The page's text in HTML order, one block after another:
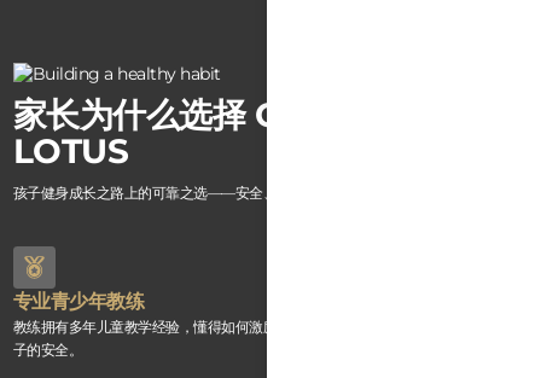
家长为什么选择 CROSSFIT
LOTUS
孩子健身成长之路上的可靠之选——安全、专业、有效。
专业青少年教练
教练拥有多年儿童教学经验，懂得如何激励和引导孩子，并在每次训练中充分保障孩
子的安全。